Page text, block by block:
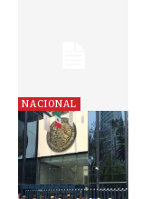
NACIONAL